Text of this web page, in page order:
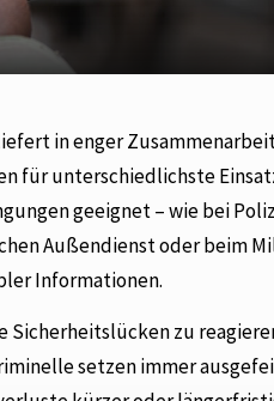
liefert in enger
für unterschiedlichste
geeignet – wie bei
Außendienst oder beim
Informationen.
zu
setzen immer